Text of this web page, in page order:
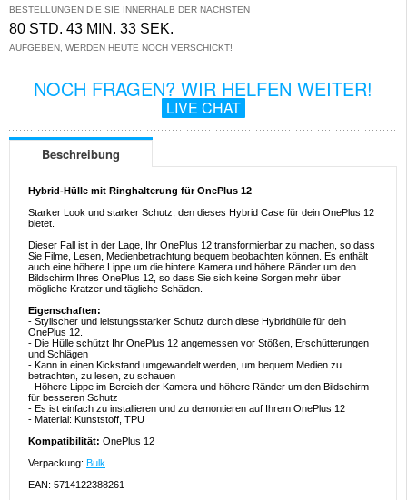
BESTELLUNGEN DIE SIE INNERHALB DER NÄCHSTEN
80 STD. 43 MIN. 33 SEK.
AUFGEBEN, WERDEN HEUTE NOCH VERSCHICKT!
NOCH FRAGEN? WIR HELFEN WEITER!
LIVE CHAT
Beschreibung
Hybrid-Hülle mit Ringhalterung für OnePlus 12
Starker Look und starker Schutz, den dieses Hybrid Case für dein OnePlus 12
bietet.
Dieser Fall ist in der Lage, Ihr OnePlus 12 transformierbar zu machen, so dass
Sie Filme, Lesen, Medienbetrachtung bequem beobachten können. Es enthält
auch eine höhere Lippe um die hintere Kamera und höhere Ränder um den
Bildschirm Ihres OnePlus 12, so dass Sie sich keine Sorgen mehr über
mögliche Kratzer und tägliche Schäden.
Eigenschaften:
- Stylischer und leistungsstarker Schutz durch diese Hybridhülle für dein
OnePlus 12.
- Die Hülle schützt Ihr OnePlus 12 angemessen vor Stößen, Erschütterungen
und Schlägen
- Kann in einen Kickstand umgewandelt werden, um bequem Medien zu
betrachten, zu lesen, zu schauen
- Höhere Lippe im Bereich der Kamera und höhere Ränder um den Bildschirm
für besseren Schutz
- Es ist einfach zu installieren und zu demontieren auf Ihrem OnePlus 12
- Material: Kunststoff, TPU
Kompatibilität: OnePlus 12
Verpackung: Bulk
EAN: 5714122388261